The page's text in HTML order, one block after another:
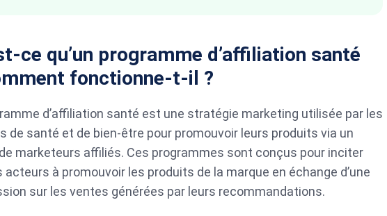
ce qu’un programme d’affiliation santé
fonctionne-t-il ?
d’affiliation santé est une stratégie marketing utilisée par les
de santé et de bien-être pour promouvoir leurs produits via un
marketeurs affiliés. Ces programmes sont conçus pour inciter
acteurs à promouvoir les produits de la marque en échange d’une
sur les ventes générées par leurs recommandations.